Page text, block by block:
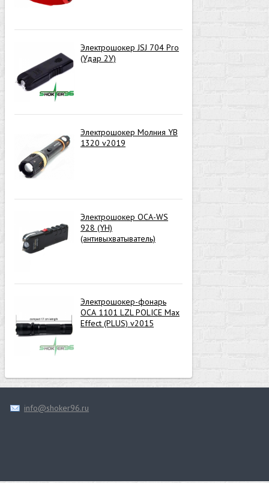
Электрошокер JSJ 704 Pro
(Удар 2У)
Электрошокер Молния YB
1320 v2019
Электрошокер ОСА-WS
928 (YH)
(антивыхватыватель)
Электрошокер-фонарь
ОСА 1101 LZL POLICE Max
Effect (PLUS) v2015
info@shoker96.ru